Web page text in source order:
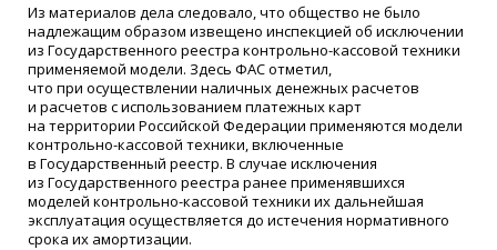
Из материалов дела следовало, что общество не было
надлежащим образом извещено инспекцией об исключении
из Государственного реестра контрольно-кассовой техники
применяемой модели. Здесь ФАС отметил,
что при осуществлении наличных денежных расчетов
и расчетов с использованием платежных карт
на территории Российской Федерации применяются модели
контрольно-кассовой техники, включенные
в Государственный реестр. В случае исключения
из Государственного реестра ранее применявшихся
моделей контрольно-кассовой техники их дальнейшая
эксплуатация осуществляется до истечения нормативного
срока их амортизации.